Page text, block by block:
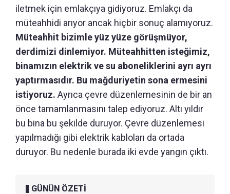
iletmek için emlakçıya gidiyoruz. Emlakçı da
müteahhidi arıyor ancak hiçbir sonuç alamıyoruz.
Müteahhit bizimle yüz yüze görüşmüyor,
derdimizi dinlemiyor. Müteahhitten isteğimiz,
binamızın elektrik ve su aboneliklerini ayrı ayrı
yaptırmasıdır. Bu mağduriyetin sona ermesini
istiyoruz. Ayrıca çevre düzenlemesinin de bir an
önce tamamlanmasını talep ediyoruz. Altı yıldır
bu bina bu şekilde duruyor. Çevre düzenlemesi
yapılmadığı gibi elektrik kabloları da ortada
duruyor. Bu nedenle burada iki evde yangın çıktı.
GÜNÜN ÖZETİ